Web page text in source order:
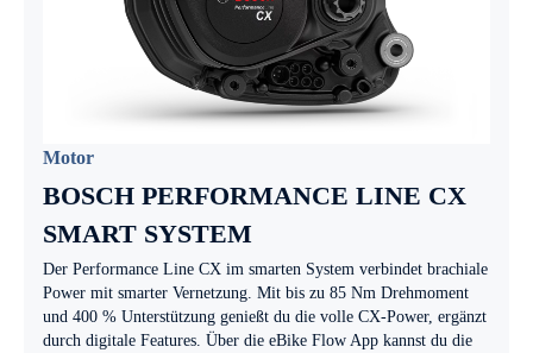
Motor
BOSCH PERFORMANCE LINE CX
SMART SYSTEM
Der Performance Line CX im smarten System verbindet brachiale
Power mit smarter Vernetzung. Mit bis zu 85 Nm Drehmoment
und 400 % Unterstützung genießt du die volle CX-Power, ergänzt
durch digitale Features. Über die eBike Flow App kannst du die